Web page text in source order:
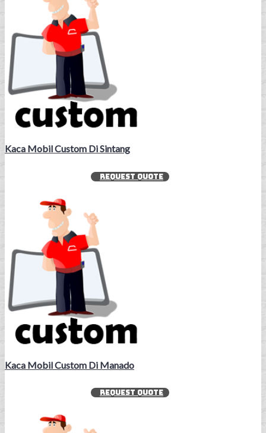
Kaca Mobil Custom Di Sintang
REQUEST QUOTE
Kaca Mobil Custom Di Manado
REQUEST QUOTE